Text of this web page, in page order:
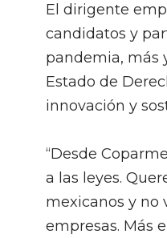
El dirigente
candidatos y
pandemia, más
Estado de
innovación y
“Desde
a las leyes.
mexicanos y no
empresas. Más